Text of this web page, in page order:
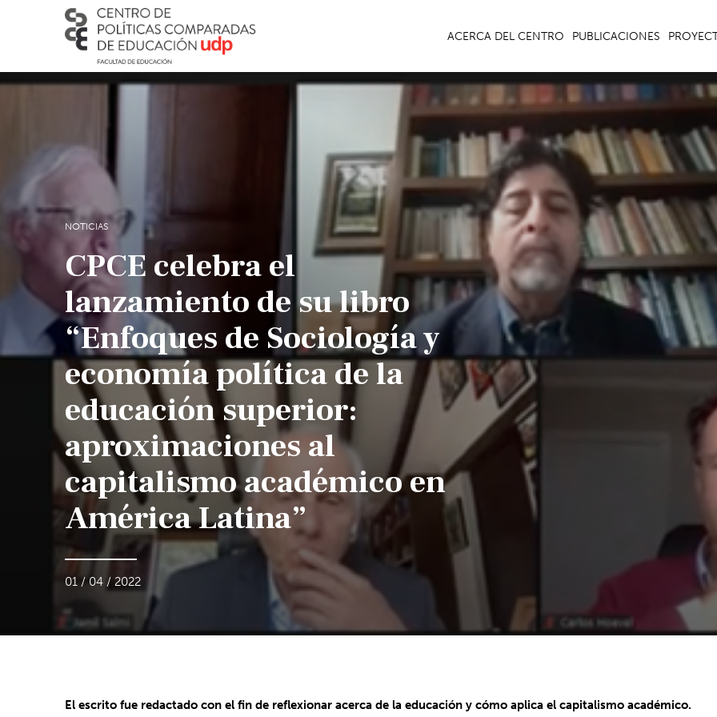
ACERCA DEL CENTRO PUBLICACIONES
NOTICIAS
CPCE celebra el
lanzamiento de su libro
“Enfoques de Sociología y
economía política de la
educación superior:
aproximaciones al
capitalismo académico en
América Latina”
01 / 04 / 2022
El escrito fue redactado con el fin de reflexionar acerca de la educación y cómo aplica el capitalismo académico.